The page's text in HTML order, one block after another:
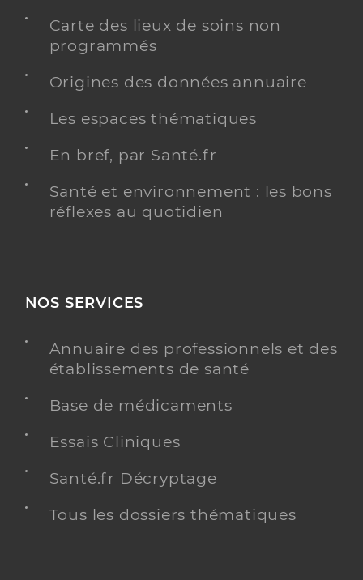
Carte des lieux de soins non
programmés
Origines des données annuaire
Les espaces thématiques
En bref, par Santé.fr
Santé et environnement : les bons
réflexes au quotidien
NOS SERVICES
Annuaire des professionnels et des
établissements de santé
Base de médicaments
Essais Cliniques
Santé.fr Décryptage
Tous les dossiers thématiques